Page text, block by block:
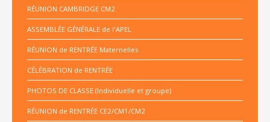
RÉUNION CAMBRIDGE CM2
ASSEMBLÉE GÉNÉRALE de l'APEL
RÉUNION de RENTRÉE Maternelles
CÉLÉBRATION de RENTRÉE
PHOTOS DE CLASSE (Individuelle et groupe)
RÉUNION de RENTRÉE CE2/CM1/CM2